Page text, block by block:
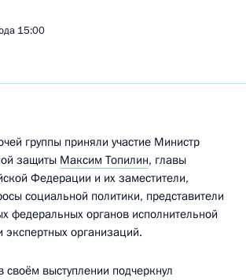
15:00
группы приняли участие Министр
защиты Максим Топилин, главы
Федерации и их заместители,
социальной политики, представители
федеральных органов исполнительной
экспертных организаций.
своём выступлении подчеркнул